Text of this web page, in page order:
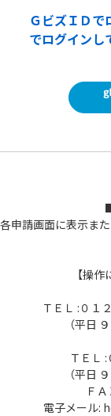
ＧビズＩＤで
でログインし
各申請画面に表示ま
【操
ＴＥＬ :０１
（平日
ＴＥＬ
（平日
Ｆ
電子メール: